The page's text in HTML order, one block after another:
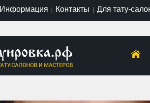
Информация | Контакты | Для тату-